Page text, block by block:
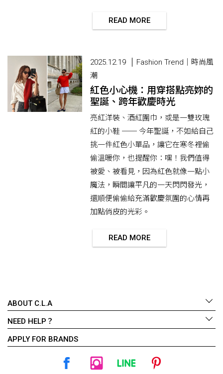
READ MORE
2025.12.19
Fashion Trend｜時尚風
潮
紅色小心機：用穿搭點亮妳的
聖誕、跨年歡慶時光
亮紅洋裝、酒紅圍巾，或是一雙玫瑰
紅的小鞋 ── 今年聖誕，不如給自己
挑一件紅色小單品，讓它在寒冬裡偷
偷溫暖你，也提醒你：嘿！我們值得
被愛、被看見，因為紅色就像一點小
魔法，瞬間讓平凡的一天閃閃發光，
還順便偷偷給充滿歡慶氛圍的心情再
加點俏皮的光彩。
READ MORE
ABOUT C.L.A
NEED HELP？
APPLY FOR BRANDS